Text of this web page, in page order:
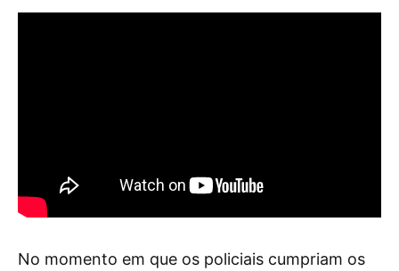
No momento em que os policiais cumpriam os